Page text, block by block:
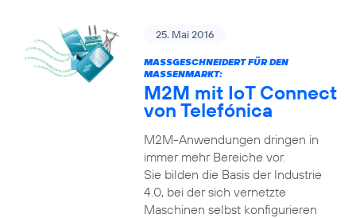
25. Mai 2016
MASSGESCHNEIDERT FÜR DEN M
ASSENMARKT:
M2M mit IoT Connect
von Telefónica
M2M-Anwendungen dringen in
immer mehr Bereiche vor.
Sie bilden die Basis der Industrie
4.0, bei der sich vernetzte
Maschinen selbst konfigurieren